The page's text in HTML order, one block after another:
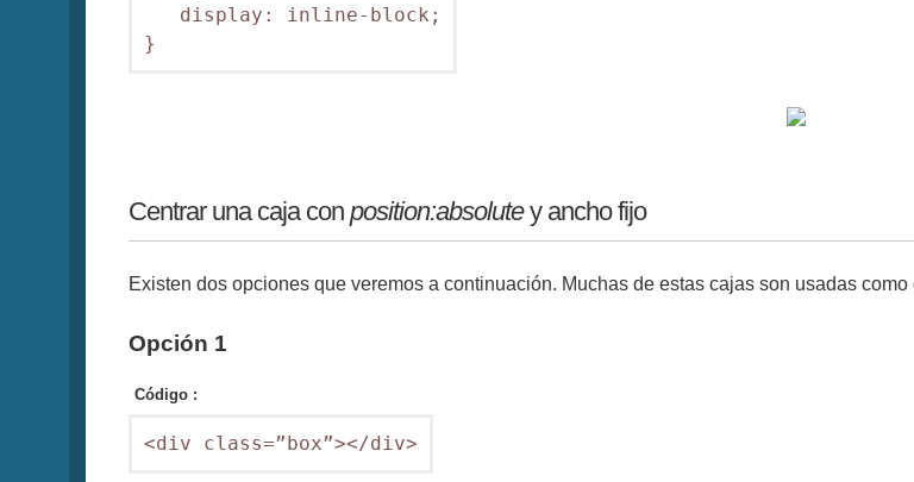
display: inline-block;
}
Centrar una caja con position:absolutey ancho fijo
Existen dos opciones que veremos a continuación. Muchas de estas cajas son usadas
Opción 1
Código :
<div class=”box”></div>